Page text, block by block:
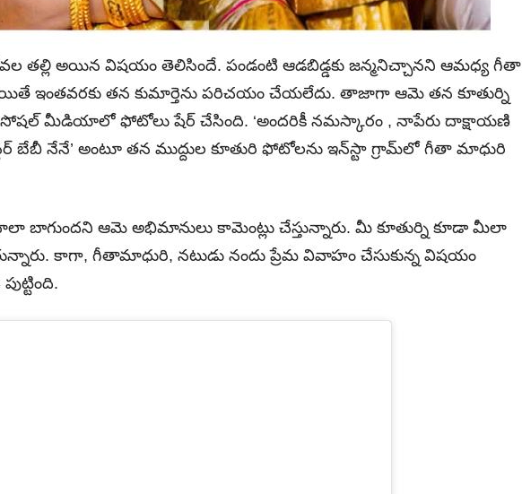
తల్లి అయిన విషయం తెలిసిందే. పండంటి ఆడబిడ్డకు జన్మనిచ్చానని ఆమధ్య గీతా
తన కుమార్తెను పరిచయం చేయలేదు. తాజాగా ఆమె తన కూతుర్ని
సోషల్ మీడియాలో ఫోటోలు షేర్ చేసింది. ‘అందరికీ నమస్కారం , నాపేరు దాక్షాయణి
బేబీ నేనే’ అంటూ తన ముద్దుల కూతురి ఫోటోలను ఇన్‌స్టా గ్రామ్‌లో గీతా మాధురి
బాగుందని ఆమె అభిమానులు కామెంట్లు చేస్తున్నారు. మీ కూతుర్ని కూడా మీలా
కాగా, గీతామాధురి, నటుడు నందు ప్రేమ వివాహం చేసుకున్న విషయం